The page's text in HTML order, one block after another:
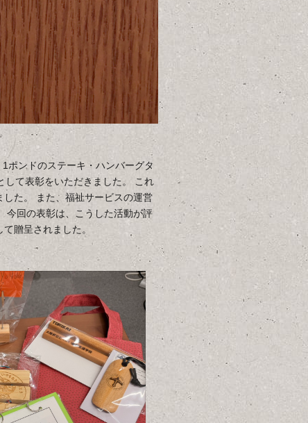
ポンドのステーキ・ハンバーグタ
して表彰をいただきました。 これ
た。 また、福祉サービスの運営
今回の表彰は、こうした活動が評
贈呈されました。